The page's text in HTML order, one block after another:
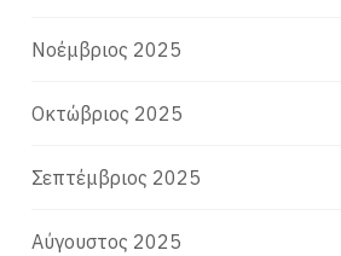
Νοέμβριος 2025
Οκτώβριος 2025
Σεπτέμβριος 2025
Αύγουστος 2025